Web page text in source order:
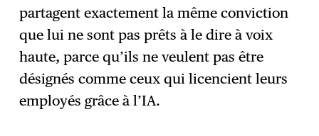
partagent exactement la même conviction
que lui ne sont pas prêts à le dire à voix
haute, parce qu’ils ne veulent pas être
désignés comme ceux qui licencient leurs
employés grâce à l’IA.